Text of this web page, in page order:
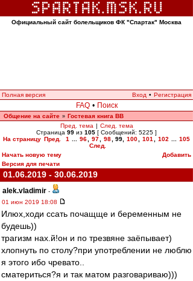
Официальный сайт болельщиков ФК "Спартак" Москва
Полная версия Вход • Регистрация
FAQ • Поиск
Общение на сайте » Гостевая книга ВВ
Пред. тема | След. тема
Страница 99 из 105 [ Сообщений: 5225 ]
На страницу Пред. 1 96 97 98 99 100 101 102
105
След.
Начать новую тему
Добавить
Версия для печати
01.06.2019 - 30.06.2019
alek.vladimir -
01 июн 2019 18:08
Илюх,ходи ссать почащще и беременным не
будешь))
трагизм нах.й!он и по трезвяне заёпывает)
хлопнуть по столу?при употреблении не люблю
я этого ибо чревато..
сматериться?я и так матом разговариваю)))